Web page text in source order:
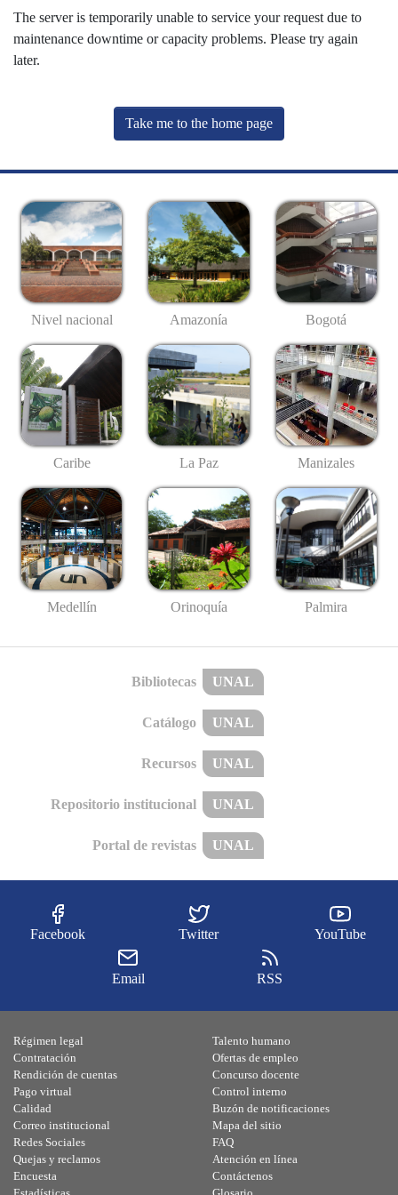
The server is temporarily unable to service your request due to
maintenance downtime or capacity problems. Please try again
later.
Take me to the home page
Nivel nacional Amazonía Bogotá
Caribe La Paz Manizales
Medellín Orinoquía Palmira
Bibliotecas UNAL
Catálogo UNAL
Recursos UNAL
Repositorio institucional UNAL
Portal de revistas UNAL
Facebook Twitter YouTube
Email RSS
Régimen legal
Contratación
Rendición de cuentas
Pago virtual
Calidad
Talento humano
Ofertas de empleo
Concurso docente
Control interno
Buzón de notificaciones
Correo institucional
Redes Sociales
Quejas y reclamos
Encuesta
Mapa del sitio
FAQ
Atención en línea
Contáctenos